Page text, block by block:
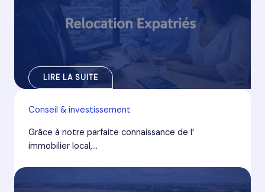
LIRE LA SUITE
Conseil & investissement
Grâce à notre parfaite connaissance de l’
immobilier local,…